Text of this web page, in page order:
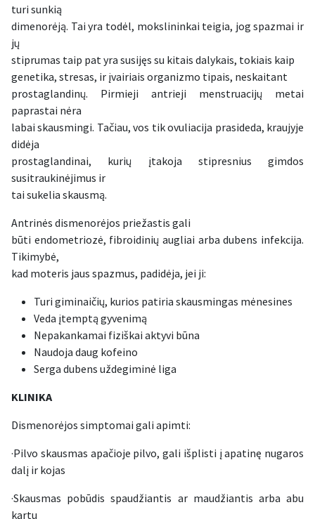
turi sunkią
dimenorėją. Tai yra todėl, mokslininkai teigia, jog spazmai ir
jų
stiprumas taip pat yra susijęs su kitais dalykais, tokiais kaip
genetika, stresas, ir įvairiais organizmo tipais, neskaitant
prostaglandinų. Pirmieji antrieji menstruacijų metai
paprastai nėra
labai skausmingi. Tačiau, vos tik ovuliacija prasideda, kraujyje
didėja
prostaglandinai, kurių įtakoja stipresnius gimdos
susitraukinėjimus ir
tai sukelia skausmą.
Antrinės dismenorėjos priežastis gali
būti endometriozė, fibroidinių augliai arba dubens infekcija.
Tikimybė,
kad moteris jaus spazmus, padidėja, jei ji:
Turi giminaičių, kurios patiria skausmingas mėnesines
Veda įtemptą gyvenimą
Nepakankamai fiziškai aktyvi būna
Naudoja daug kofeino
Serga dubens uždegiminė liga
KLINIKA
Dismenorėjos simptomai gali apimti:
·Pilvo skausmas apačioje pilvo, gali išplisti į apatinę nugaros
dalį ir kojas
·Skausmas pobūdis spaudžiantis ar maudžiantis arba abu
kartu